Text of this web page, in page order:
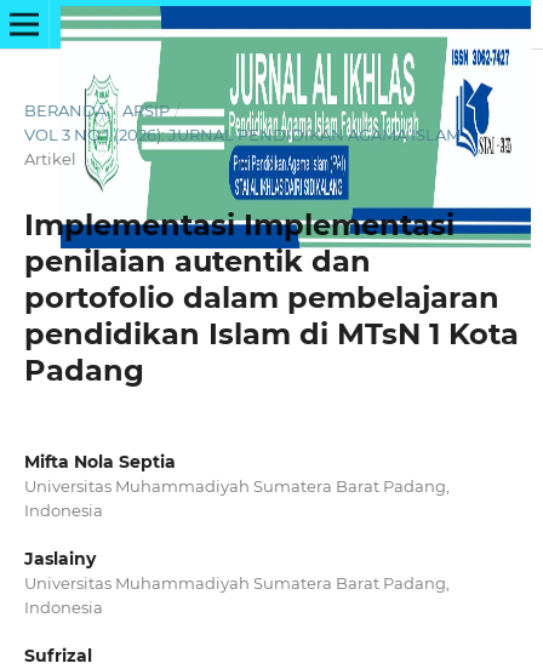
BERANDA / ARSIP /
VOL 3 NO 1 (2026): JURNAL PENDIDIKAN AGAMA ISLAM /
Artikel
Implementasi Implementasi
penilaian autentik dan
portofolio dalam pembelajaran
pendidikan Islam di MTsN 1 Kota
Padang
Mifta Nola Septia
Universitas Muhammadiyah Sumatera Barat Padang,
Indonesia
Jaslainy
Universitas Muhammadiyah Sumatera Barat Padang,
Indonesia
Sufrizal